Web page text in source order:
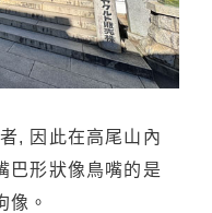
, 因此在高尾山內
巴形狀像鳥嘴的是
像。